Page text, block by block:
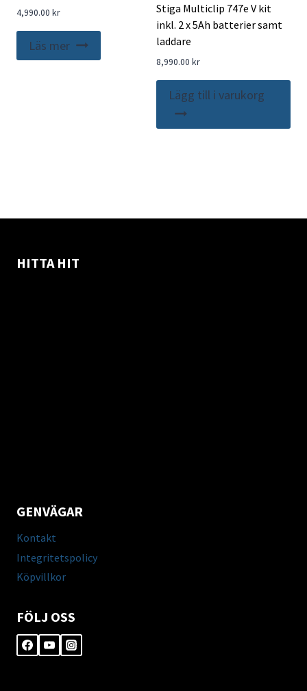
4,990.00 kr
Läs mer
Stiga Multiclip 747e V kit
inkl. 2 x 5Ah batterier samt
laddare
8,990.00 kr
Lägg till i varukorg
HITTA HIT
GENVÄGAR
Kontakt
Integritetspolicy
Köpvillkor
FÖLJ OSS